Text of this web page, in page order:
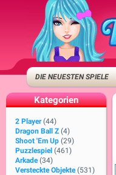
DIE NEUESTEN SPIELE
Kategorien
2 Player (44)
Dragon Ball Z (4)
Shoot 'Em Up (29)
Puzzlespiel (461)
Arkade (34)
Versteckte Objekte (531)